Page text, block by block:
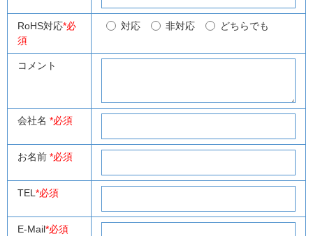
RoHS対応*必
須
対応 非対応 どちらでも
コメント
会社名 *必須
お名前 *必須
TEL *必須
E-Mail*必須